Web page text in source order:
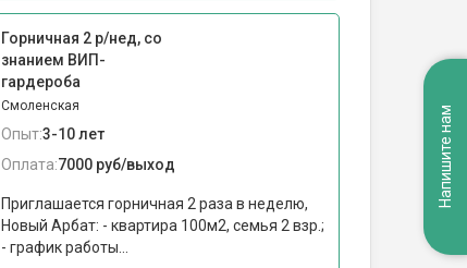
Горничная 2 р/нед, со
знанием ВИП-
гардероба
Смоленская
Опыт:3-10 лет
Оплата:7000 руб/выход
Приглашается горничная 2 раза в неделю,
Новый Арбат: - квартира 100м2, семья 2 взр.;
- график работы...
Напишите нам